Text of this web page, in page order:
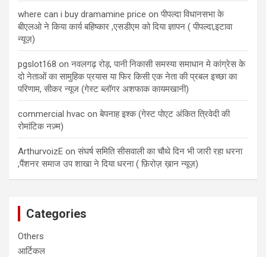
where can i buy dramamine price onपीपल्दा विधानसभा के
बीएलओ ने किया कार्य बहिष्कार ,एसडीएम को दिया ज्ञापन ( पीपल्दा,इटावा
न्यूज़)
pgslot168 onनवलगढ़ रोड़, पानी निकासी समस्या समाधान मे कांग्रेस के
दो नेताओं का सामुहिक प्रयास या फिर किसी एक नेता की प्रबल इच्छा का
परिणाम, सीकर न्यूज (गेस्ट ब्लॉगर अशफाक कायमखानी)
commercial hvac onबेपनाह इश्क (गेस्ट पोएट अंकित त्रिवेदी की
रोमांटिक नज़्म)
ArthurvoizE onसंघर्ष समिति सीसवाली का चौथे दिन भी जारी रहा धरना
,पैंशनर समाज उप शाखा ने दिया धरना ( फ़िरोज़ ख़ान न्यूज़)
Categories
Others
आर्टिकल